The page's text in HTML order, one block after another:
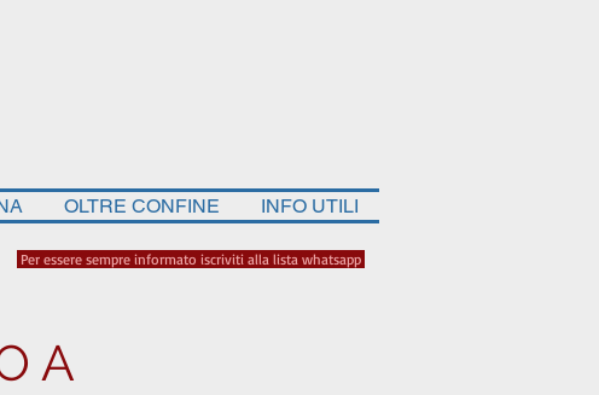
OLTRE CONFINE INFO UTILI
Per essere sempre informato iscriviti alla lista whatsapp
A